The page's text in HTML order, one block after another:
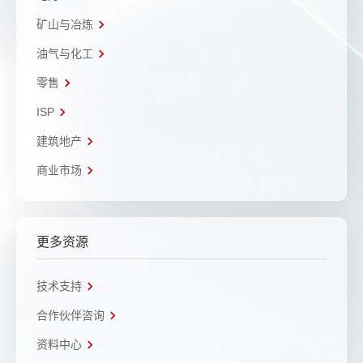
矿山与冶炼
油气与化工
零售
ISP
建筑地产
商业市场
更多资源
技术支持
合作伙伴咨询
资料中心